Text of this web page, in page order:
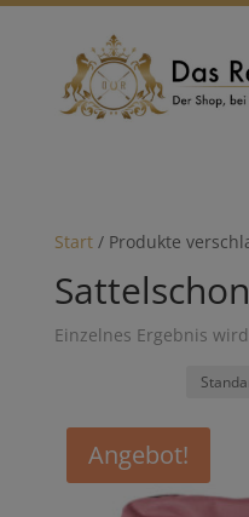
Start/ Produkte
Einzelnes Ergebnis
Angebot!